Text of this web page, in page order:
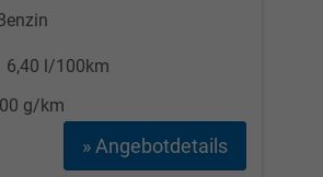
6,40 l/100km
g/km
» Angebotdetails
2176-27
your-car.de